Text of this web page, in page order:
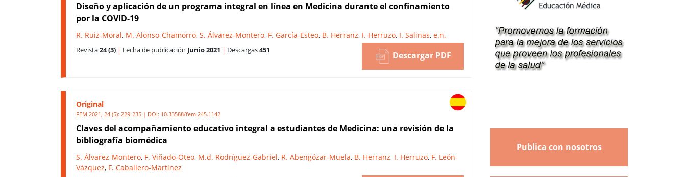
Diseño y aplicación de un programa integral en línea en Medicina durante el confinamiento
por la COVID-19
R. Ruiz-Moral, M. Alonso-Chamorro, S. Álvarez-Montero, F. García-Esteo, B. Herranz, I. Herruzo, I. Salinas, e.n.
Revista24 (3) | Fecha de publicación Junio 2021 | Descargas451 Descargar PDF
Original
FEM 2021; 24 (5): 229-235 | DOI: 10.33588/fem.245.1142
Claves del acompañamiento educativo integral a estudiantes de Medicina: una revisión de la
bibliografía biomédica
S. Álvarez-Montero, F. Viñado-Oteo, M.d. Rodríguez-Gabriel, R. Abengózar-Muela, B. Herranz, I. Herruzo, F. León-
Vázquez, F. Caballero-Martínez
Publica con nosotros